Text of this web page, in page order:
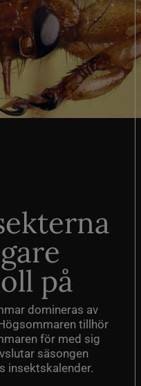
på
domineras av
tillhör
för med sig
säsongen
insektskalender.